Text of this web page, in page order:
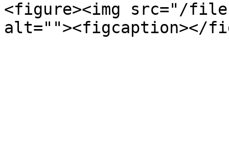
<figure><img src="/